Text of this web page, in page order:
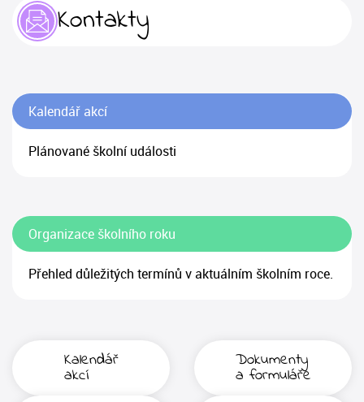
Kontakty
Kalendář akcí
Plánované školní události
Organizace školního roku
Přehled důležitých termínů v aktuálním školním roce.
Kalendář
akcí
Dokumenty
a formuláře